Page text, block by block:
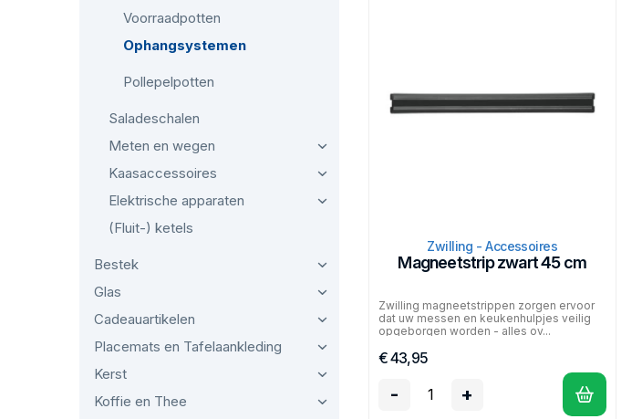
Voorraadpotten
Ophangsystemen
Pollepelpotten
Saladeschalen
Meten en wegen
Kaasaccessoires
Elektrische apparaten
(Fluit-) ketels
Bestek
Glas
Cadeauartikelen
Placemats en Tafelaankleding
Kerst
Koffie en Thee
Zwilling - Accessoires
Magneetstrip zwart 45 cm
Zwilling magneetstrippen zorgen ervoor
dat uw messen en keukenhulpjes veilig
opgeborgen worden - alles ov...
€ 43,95
- +